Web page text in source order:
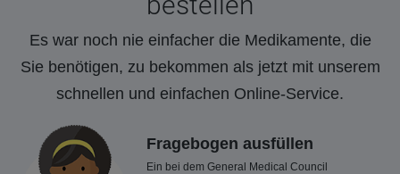
Es war noch nie einfacher die Medikamente, die
Sie benötigen, zu bekommen als jetzt mit unserem
schnellen und einfachen Online-Service.
Fragebogen ausfüllen
Ein bei dem General Medical Council